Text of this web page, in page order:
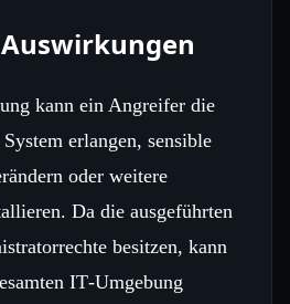
kann ein Angreifer die
erlangen, sensible
oder weitere
Da die ausgeführten
besitzen, kann
IT‑Umgebung